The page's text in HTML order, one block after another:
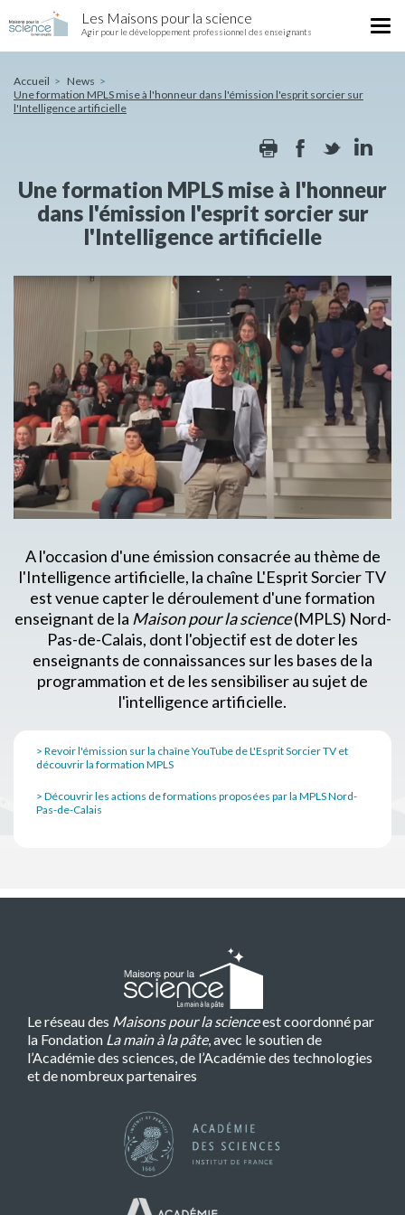
formation
l'honneur
dans
l'Intelligence
artificielle
to
Les Maisons pour la science
Agir pour le développement professionnel des enseignants
Accueil
News
Une formation MPLS mise à l'honneur dans l'émission l'esprit sorcier sur
l'Intelligence artificielle
PrintFacebook
Une formation MPLS mise à l'honneur
dans l'émission l'esprit sorcier sur
l'Intelligence artificielle
A l'occasion d'une émission consacrée au thème de
l'Intelligence artificielle, la chaîne L'Esprit Sorcier TV
est venue capter le déroulement d'une formation
enseignant de la Maison pour la science(MPLS) Nord-
Pas-de-Calais, dont l'objectif est de doter les
enseignants de connaissances sur les bases de la
programmation et de les sensibiliser au sujet de
l'intelligence artificielle.
> Revoir l'émission sur la chaîne YouTube de L'Esprit Sorcier TV et
découvrir la formation MPLS
> Découvrir les actions de formations proposées par la MPLS Nord-
Pas-de-Calais
Le réseau des Maisons pour la scienceest coordonné par
la Fondation La main à la pâte, avec le soutien de
l’Académie des sciences, de l’Académie des technologies
et de nombreux partenaires